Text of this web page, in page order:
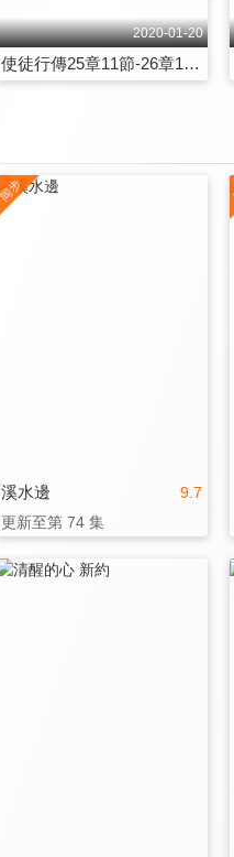
2020-01-20
使徒行傳25章11節-26章15節
9.7
溪水邊
更新至第 74 集